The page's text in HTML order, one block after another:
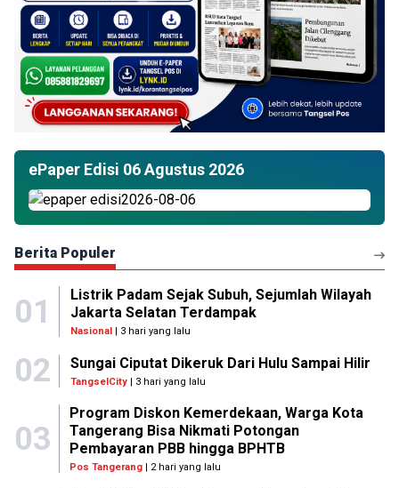
ePaper Edisi 06 Agustus 2026
Berita Populer
01
Listrik Padam Sejak Subuh, Sejumlah Wilayah
Jakarta Selatan Terdampak
Nasional| 3 hari yang lalu
02 Sungai Ciputat Dikeruk Dari Hulu Sampai Hilir
TangselCity | 3 hari yang lalu
03
Program Diskon Kemerdekaan, Warga Kota
Tangerang Bisa Nikmati Potongan
Pembayaran PBB hingga BPHTB
Pos Tangerang | 2 hari yang lalu